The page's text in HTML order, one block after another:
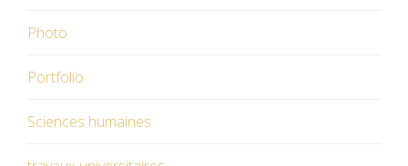
Photo
Portfolio
Sciences humaines